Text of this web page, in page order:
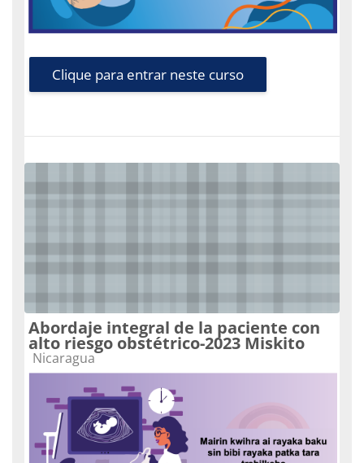
Clique para entrar neste curso
Abordaje integral de la paciente con
alto riesgo obstétrico-2023 Miskito
Categoria do curso
Nicaragua